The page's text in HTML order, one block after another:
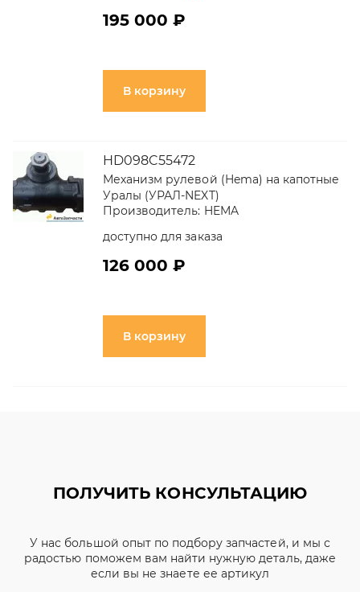
195 000 ₽
В корзину
HD098C55472
Механизм рулевой (Hema) на капотные
Уралы (УРАЛ-NEXT)
Производитель: HEMA
доступно для заказа
126 000 ₽
В корзину
ПОЛУЧИТЬ КОНСУЛЬТАЦИЮ
У нас большой опыт по подбору запчастей, и мы с
радостью поможем вам найти нужную деталь, даже
если вы не знаете ее артикул